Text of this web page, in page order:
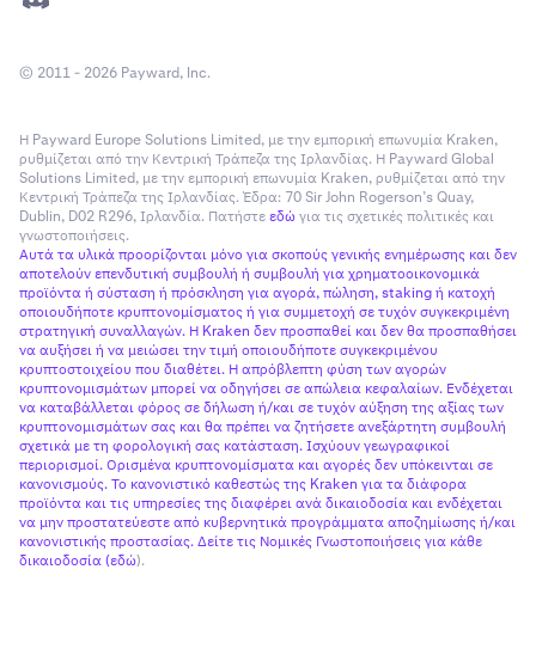
© 2011 - 2026 Payward, Inc.
Η Payward Europe Solutions Limited, με την εμπορική επωνυμία Kraken,
ρυθμίζεται από την Κεντρική Τράπεζα της Ιρλανδίας. Η Payward Global
Solutions Limited, με την εμπορική επωνυμία Kraken, ρυθμίζεται από την
Κεντρική Τράπεζα της Ιρλανδίας. Έδρα: 70 Sir John Rogerson’s Quay,
Dublin, D02 R296, Ιρλανδία. Πατήστεεδώγια τις σχετικές πολιτικές και
γνωστοποιήσεις.
Αυτά τα υλικά προορίζονται μόνο για σκοπούς γενικής ενημέρωσης και δεν
αποτελούν επενδυτική συμβουλή ή συμβουλή για χρηματοοικονομικά
προϊόντα ή σύσταση ή πρόσκληση για αγορά, πώληση, staking ή κατοχή
οποιουδήποτε κρυπτονομίσματος ή για συμμετοχή σε τυχόν συγκεκριμένη
στρατηγική συναλλαγών. Η Kraken δεν προσπαθεί και δεν θα προσπαθήσει
να αυξήσει ή να μειώσει την τιμή οποιουδήποτε συγκεκριμένου
κρυπτοστοιχείου που διαθέτει. Η απρόβλεπτη φύση των αγορών
κρυπτονομισμάτων μπορεί να οδηγήσει σε απώλεια κεφαλαίων. Ενδέχεται
να καταβάλλεται φόρος σε δήλωση ή/και σε τυχόν αύξηση της αξίας των
κρυπτονομισμάτων σας και θα πρέπει να ζητήσετε ανεξάρτητη συμβουλή
σχετικά με τη φορολογική σας κατάσταση. Ισχύουν γεωγραφικοί
περιορισμοί. Ορισμένα κρυπτονομίσματα και αγορές δεν υπόκεινται σε
κανονισμούς. Το κανονιστικό καθεστώς της Kraken για τα διάφορα
προϊόντα και τις υπηρεσίες της διαφέρει ανά δικαιοδοσία και ενδέχεται
να μην προστατεύεστε από κυβερνητικά προγράμματα αποζημίωσης ή/και
κανονιστικής προστασίας. Δείτε τις Νομικές Γνωστοποιήσεις για κάθε
δικαιοδοσία (εδώ).